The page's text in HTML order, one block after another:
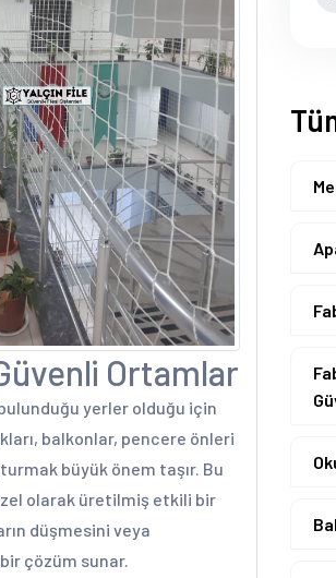
Ortamlar
yerler olduğu için
balkonlar, pencere önleri
büyük önem taşır. Bu
olarak üretilmiş etkili bir
düşmesini veya
çözüm sunar.